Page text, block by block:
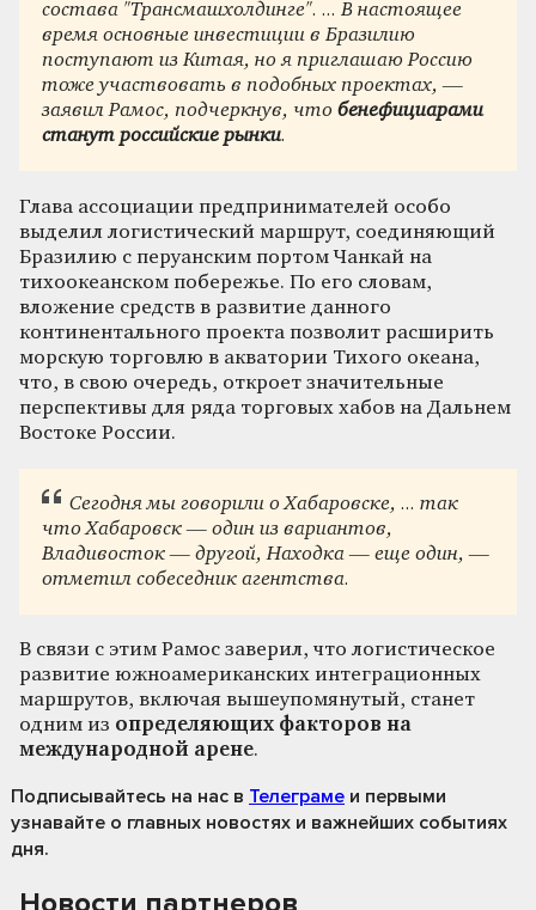
состава "Трансмашхолдинге". ... В настоящее
время основные инвестиции в Бразилию
поступают из Китая, но я приглашаю Россию
тоже участвовать в подобных проектах, —
заявил Рамос, подчеркнув, чтобенефициарами
станут российские рынки.
Глава ассоциации предпринимателей особо
выделил логистический маршрут, соединяющий
Бразилию с перуанским портом Чанкай на
тихоокеанском побережье. По его словам,
вложение средств в развитие данного
континентального проекта позволит расширить
морскую торговлю в акватории Тихого океана,
что, в свою очередь, откроет значительные
перспективы для ряда торговых хабов на Дальнем
Востоке России.
Сегодня мы говорили о Хабаровске, ... так
что Хабаровск — один из вариантов,
Владивосток — другой, Находка — еще один, —
отметил собеседник агентства.
В связи с этим Рамос заверил, что логистическое
развитие южноамериканских интеграционных
маршрутов, включая вышеупомянутый, станет
одним из определяющих факторов на
международной арене.
Подписывайтесь на нас в Телеграме и первыми
узнавайте о главных новостях и важнейших событиях
дня.